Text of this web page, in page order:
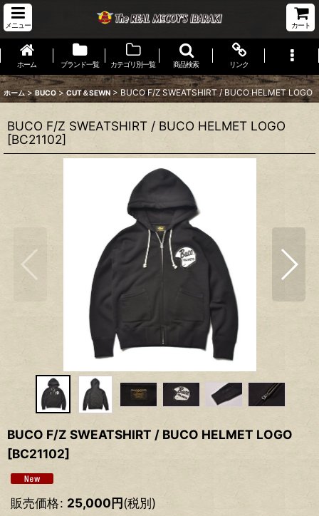
メニュー カート
ホーム ブランド一覧 カテゴリ別一覧 商品検索 リンク
ホーム > BUCO > CUT＆SEWN > BUCO F/Z SWEATSHIRT / BUCO HELMET LOGO
BUCO F/Z SWEATSHIRT / BUCO HELMET LOGO
[BC21102]
BUCO F/Z SWEATSHIRT / BUCO HELMET LOGO
[BC21102]
販売価格: 25,000円(税別)